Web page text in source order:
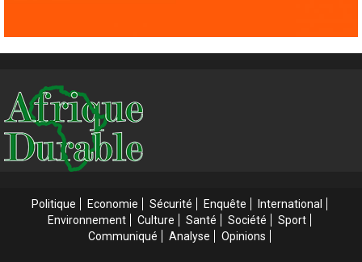
Politique Economie Sécurité Enquête
International
Environnement
Culture Santé Société
Sport
Communiqué
Analyse Opinions